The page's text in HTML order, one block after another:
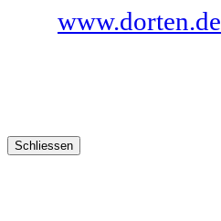
www.dorten.de
Schliessen